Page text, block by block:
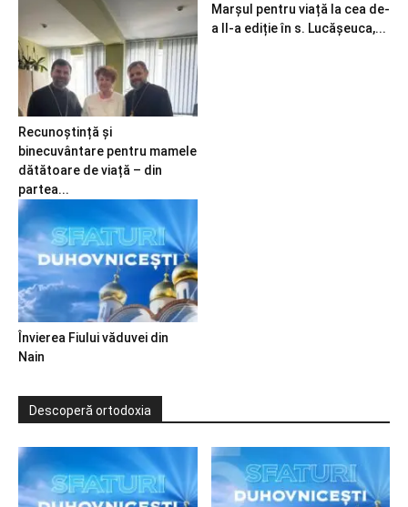
Recunoștință și
binecuvântare pentru mamele
dătătoare de viață – din
partea...
Marșul pentru viață la cea de-
a II-a ediție în s. Lucășeuca,...
Învierea Fiului văduvei din
Nain
Descoperă ortodoxia